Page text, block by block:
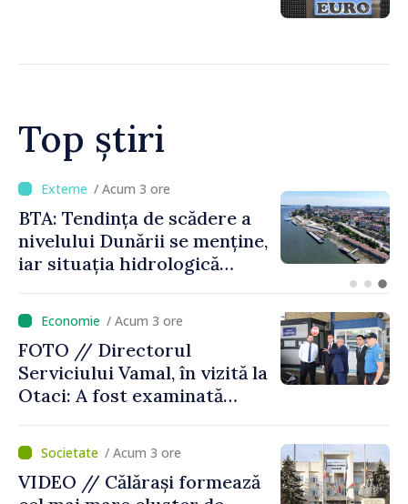
Top știri
/ Acum 50 minute
Energocom a asigurat
necesarul de energie
electrică pentru 8 august.
cetățenii să reducă
consumul în orele de vârf
/ Acum 3 ore
FOTO // Directorul
Serviciului Vamal, în vizită la
Otaci: A fost examinată
control vamal cu un scanner
performant/ Acum 3 ore
VIDEO // Călărași formează